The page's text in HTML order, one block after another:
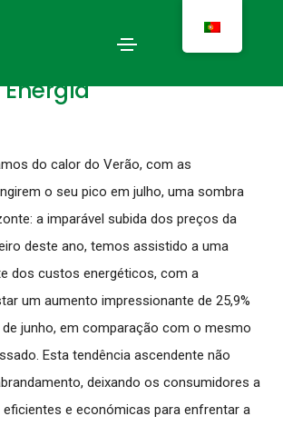
contra a Escalada dos
do calor do Verão, com as
o seu pico em julho, uma sombra
a imparável subida dos preços da
deste ano, temos assistido a uma
dos custos energéticos, com a
um aumento impressionante de 25,9%
junho, em comparação com o mesmo
Esta tendência ascendente não
deixando os consumidores a
e económicas para enfrentar a